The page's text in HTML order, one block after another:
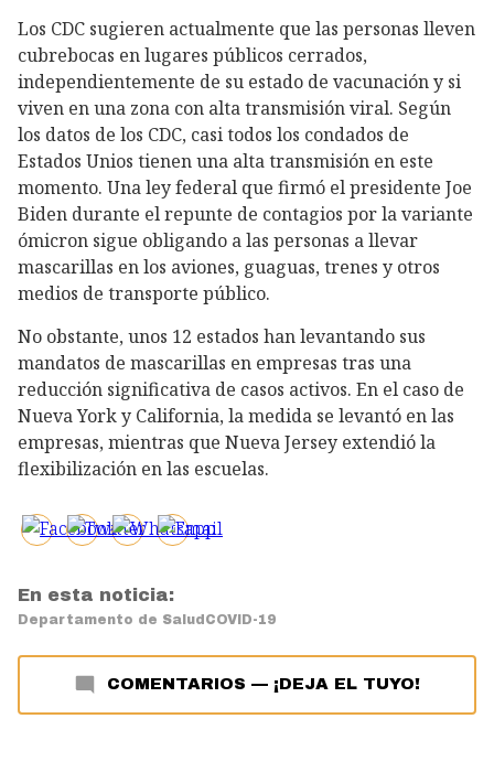
Los CDC sugieren actualmente que las personas lleven
cubrebocas en lugares públicos cerrados,
independientemente de su estado de vacunación y si
viven en una zona con alta transmisión viral. Según
los datos de los CDC, casi todos los condados de
Estados Unios tienen una alta transmisión en este
momento. Una ley federal que firmó el presidente Joe
Biden durante el repunte de contagios por la variante
ómicron sigue obligando a las personas a llevar
mascarillas en los aviones, guaguas, trenes y otros
medios de transporte público.
No obstante, unos 12 estados han levantando sus
mandatos de mascarillas en empresas tras una
reducción significativa de casos activos. En el caso de
Nueva York y California, la medida se levantó en las
empresas, mientras que Nueva Jersey extendió la
flexibilización en las escuelas.
En esta noticia:
Departamento de SaludCOVID-19
COMENTARIOS — ¡DEJA EL TUYO!